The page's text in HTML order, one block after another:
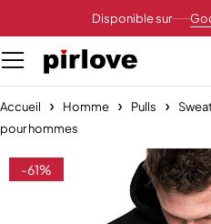
Disponible sur
Accueil Homme Pulls
pour hommes
-61%